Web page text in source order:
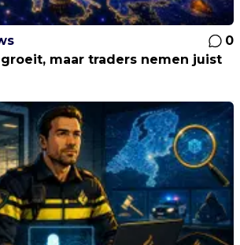
0
maar traders nemen juist